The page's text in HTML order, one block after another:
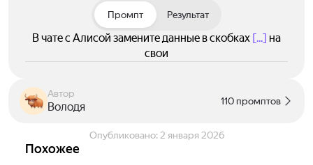
Промпт Результат
В чате с Алисой замените данные в скобках [...] на
свои
Автор
Володя 110 промптов
Опубликовано: 2 января 2026
Похожее